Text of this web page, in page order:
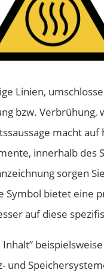
Linien,
bzw. Verbrühung,
macht
innerhalb
sorgen
bietet eine
auf diese
und